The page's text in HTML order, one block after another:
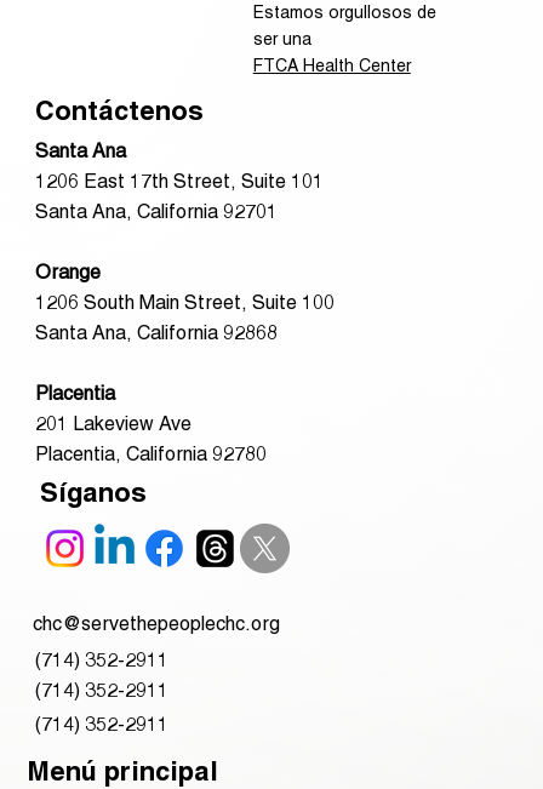
Contáctenos
Santa Ana
1206 East 17th Street, Suite 101
Santa Ana, California 92701
Orange
1206 South Main Street, Suite 100
Santa Ana, California 92868
Placentia
201 Lakeview Ave
Placentia, California 92780
Síganos
chc@servethepeoplechc.org
(714) 352-2911
(714) 352-2911
(714) 352-2911
Menú principal
Estamos orgullosos de
ser una
FTCA Health Center